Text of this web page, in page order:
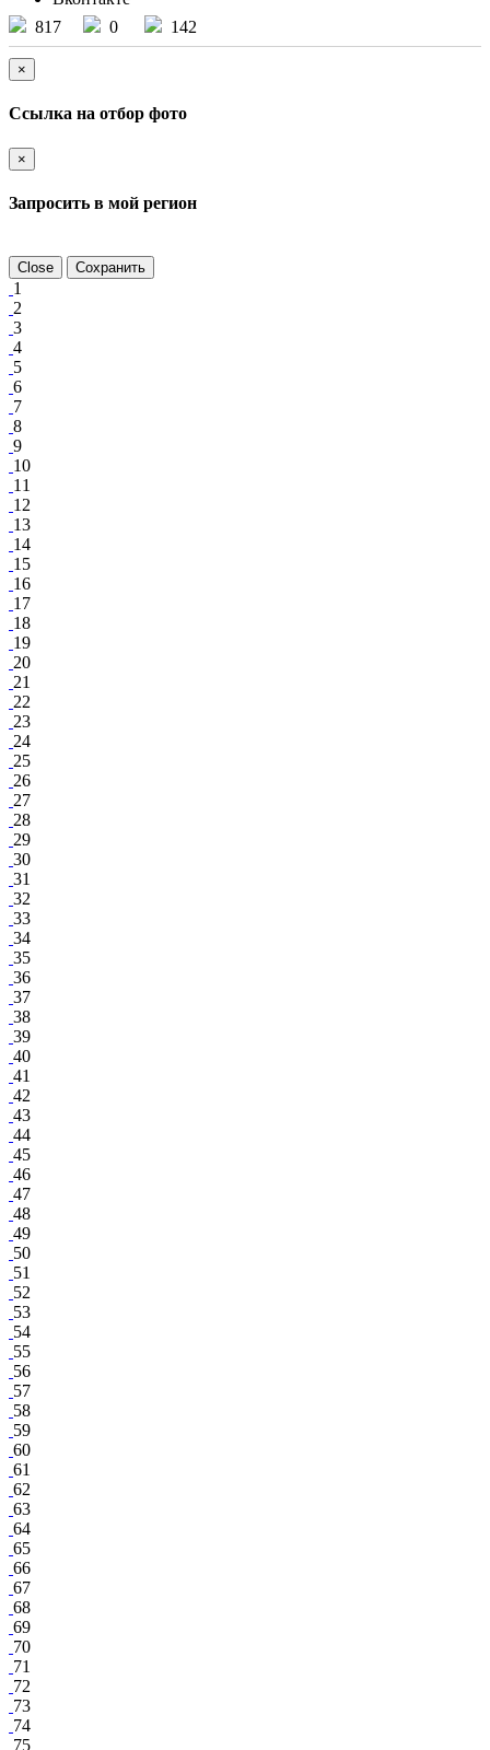
817
0 142
×
Ссылка на отбор фото
×
Запросить в мой регион
Close Сохранить
1
2
3
4
5
6
7
8
9
10
11
12
13
14
15
16
17
18
19
20
21
22
23
24
25
26
27
28
29
30
31
32
33
34
35
36
37
38
39
40
41
42
43
44
45
46
47
48
49
50
51
52
53
54
55
56
57
58
59
60
61
62
63
64
65
66
67
68
69
70
71
72
73
74
75